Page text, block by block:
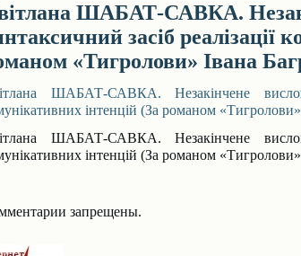
ШАБАТ-САВКА.
засіб реалізації
«Тигролови» Івана
ШАБАТ-САВКА. Незакінчене
інтенцій (За романом
ШАБАТ-САВКА. Незакінчене
інтенцій (За романом
запрещены.